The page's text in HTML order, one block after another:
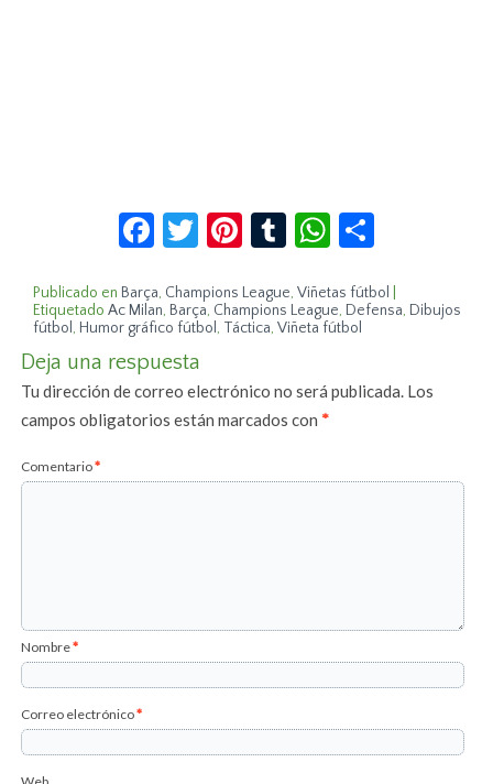
Facebook
Twitter
Pinterest
TumblrWhatsApp
Publicado en Barça, Champions League,Viñetas fútbol
Etiquetado Ac Milan, Barça, Champions League, Defensa, Dibujos
fútbol , Humor gráfico fútbol , Táctica,Viñeta fútbol
Deja una respuesta
Tu dirección de correo electrónico no será publicada. Los
campos obligatorios están marcados con*
Comentario*
Nombre*
Correo electrónico*